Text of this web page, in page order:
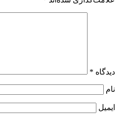
دیدگاه *
نام
ایمیل